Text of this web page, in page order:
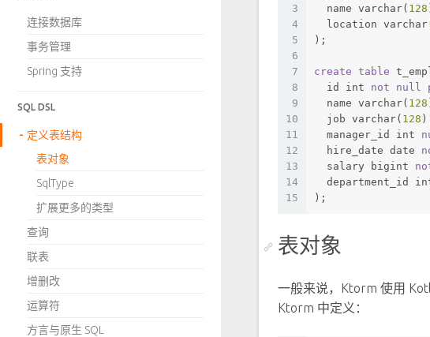
连接数据库
事务管理
Spring 支持
SQL DSL
定义表结构
表对象
SqlType
扩展更多的类型
查询
联表
增删改
运算符
方言与原生 SQL
3
4
5
6
7
8
9
10
11
12
13
14
15
  name
varchar( 128
  location
varchar
);
create table
  id
int not null
  name
varchar( 128
  job
varchar( 128 )
  manager_id
int
  hire_date
date
  salary
bigint
  department_id
);
表对象
一般来说，Ktorm 使用
Ktorm 中定义：